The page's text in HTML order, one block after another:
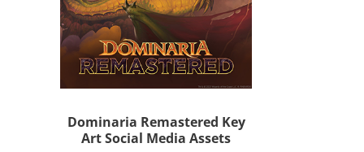
Dominaria Remastered Key
Art Social Media Assets